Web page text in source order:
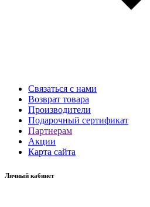
Связаться с нами
Возврат товара
Производители
Подарочный сертификат
Партнерам
Акции
Карта сайта
Личный кабинет